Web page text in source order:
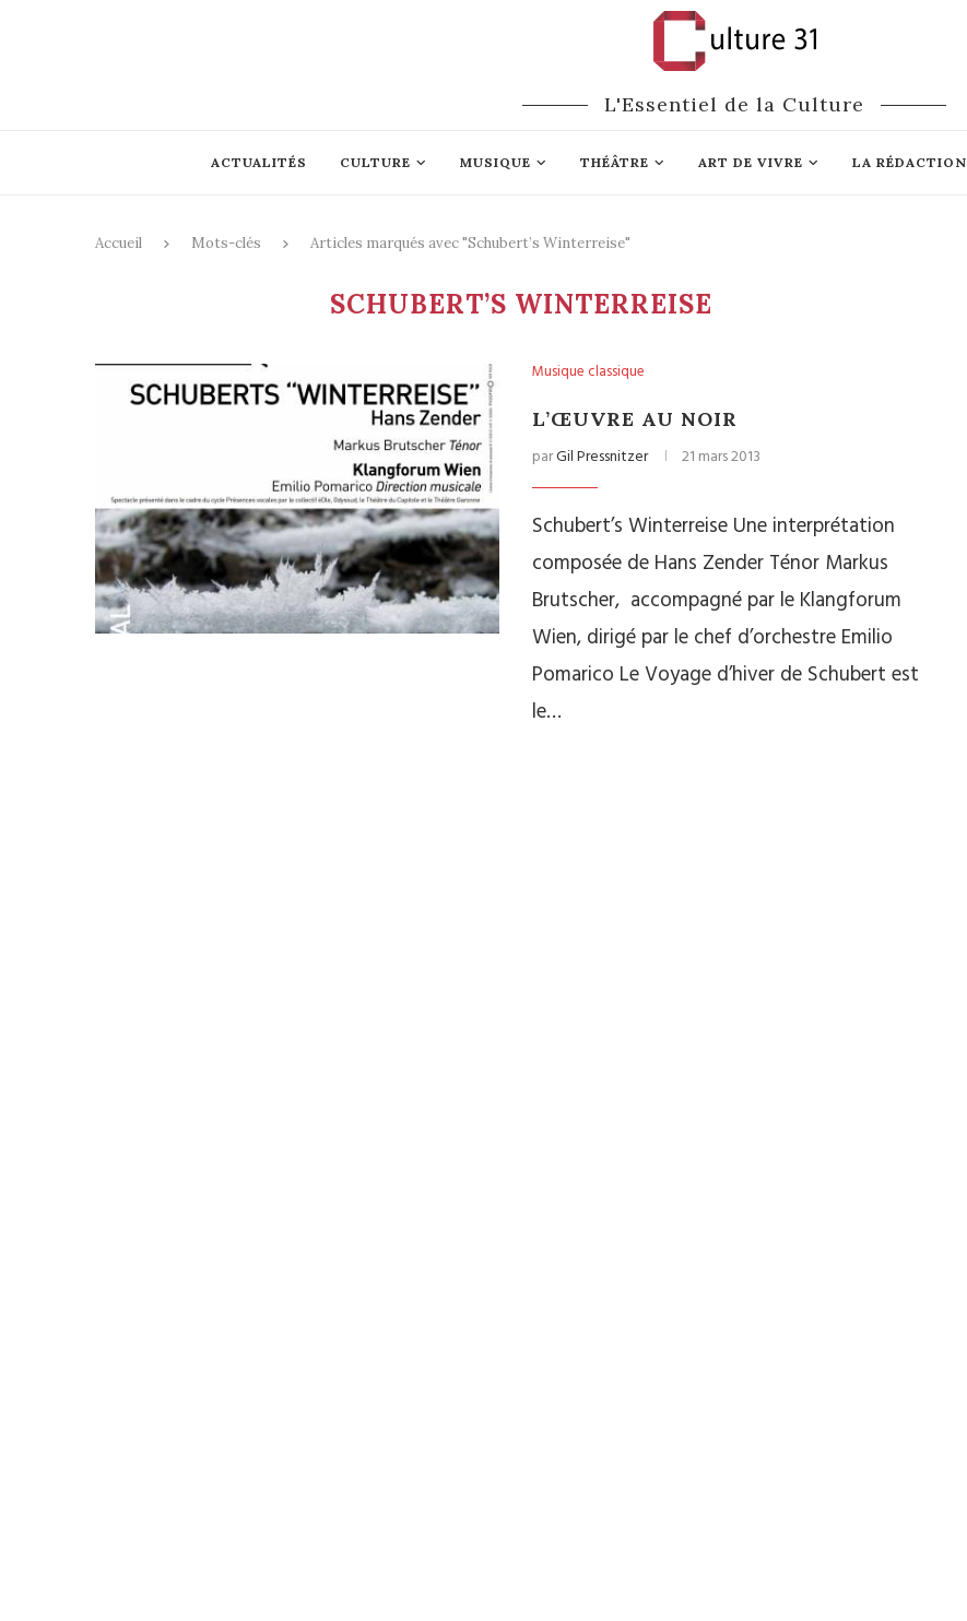
L'Essentiel de la Culture
ACTUALITÉS CULTURE MUSIQUE THÉÂTRE ART DE VIVRE LA RÉDACTION
Accueil Mots-clés Articles marqués avec "Schubert’s Winterreise"
SCHUBERT’S WINTERREISE
Musique classique
L’ŒUVRE AU NOIR
parGil Pressnitzer 21 mars 2013
Schubert’s Winterreise Une interprétation
composée de Hans Zender Ténor Markus
Brutscher, accompagné par le Klangforum
Wien, dirigé par le chef d’orchestre Emilio
Pomarico Le Voyage d’hiver de Schubert est
le…